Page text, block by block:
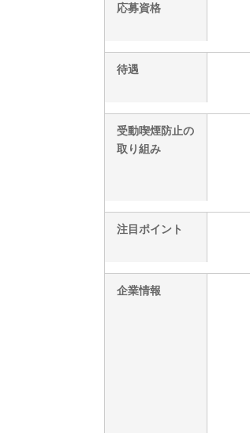
応募資格
待遇
受動喫煙防止の
取り組み
注目ポイント
企業情報